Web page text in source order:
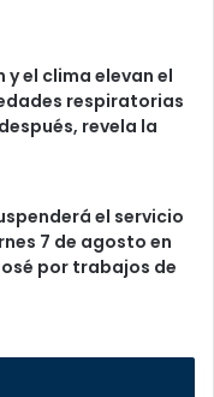
el clima elevan el
respiratorias
revela la
el servicio
7 de agosto en
por trabajos de